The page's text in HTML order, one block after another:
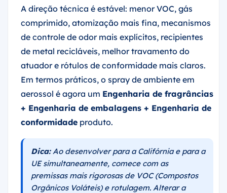
A direção técnica é estável: menor VOC, gás
comprimido, atomização mais fina, mecanismos
de controle de odor mais explícitos, recipientes
de metal recicláveis, melhor travamento do
atuador e rótulos de conformidade mais claros.
Em termos práticos, o spray de ambiente em
aerossol é agora um Engenharia de fragrâncias
+ Engenharia de embalagens + Engenharia de
conformidade produto.
Dica:Ao desenvolver para a Califórnia e para a
UE simultaneamente, comece com as
premissas mais rigorosas de VOC (Compostos
Orgânicos Voláteis) e rotulagem. Alterar a